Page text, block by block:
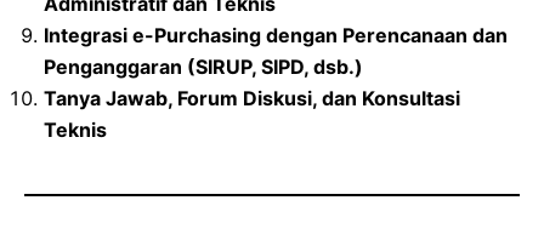
Integrasi e-Purchasing dengan Perencanaan dan
Penganggaran (SIRUP, SIPD, dsb.)
Tanya Jawab, Forum Diskusi, dan Konsultasi
Teknis